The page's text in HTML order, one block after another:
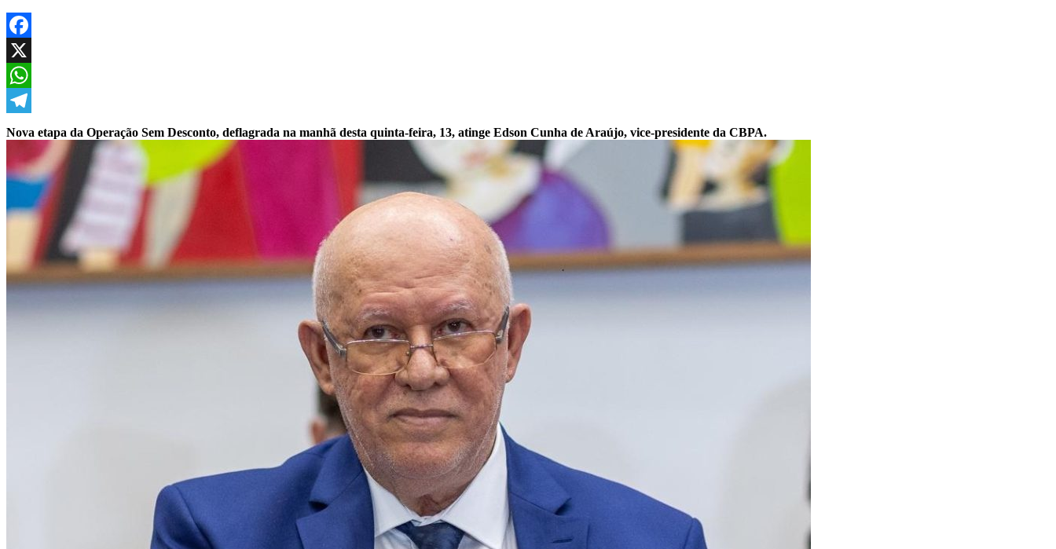
Facebook
X
WhatsApp
Telegram
Nova etapa da Operação Sem Desconto, deflagrada na manhã desta quinta-feira, 13, atinge Edson Cunha de Araújo, vice-presidente da CBPA.